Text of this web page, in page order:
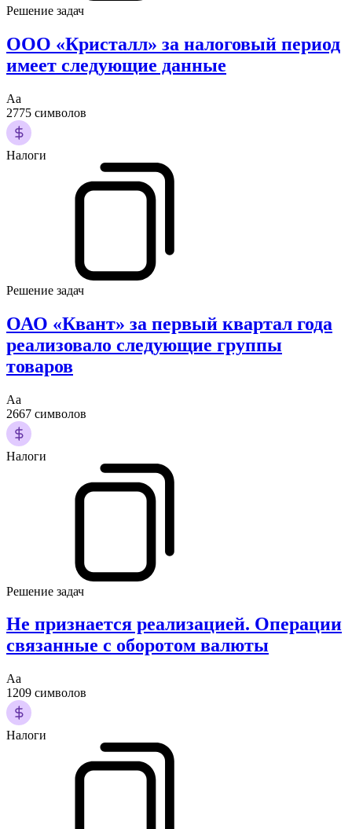
Решение задач
ООО «Кристалл» за налоговый период
имеет следующие данные
Аа
2775 символов
Налоги
Решение задач
ОАО «Квант» за первый квартал года
реализовало следующие группы
товаров
Аа
2667 символов
Налоги
Решение задач
Не признается реализацией. Операции
связанные с оборотом валюты
Аа
1209 символов
Налоги